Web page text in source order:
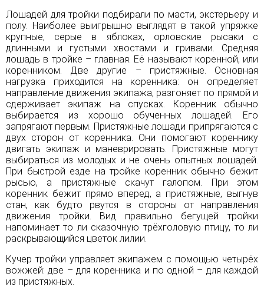
Лошадей для тройки подбирали по масти, экстерьеру и
полу. Наиболее выигрышно выглядят в такой упряжке
крупные, серые в яблоках, орловские рысаки с
длинными и густыми хвостами и гривами. Средняя
лошадь в тройке – главная. Её называют коренной, или
коренником. Две другие – пристяжные. Основная
нагрузка приходится на коренника: он определяет
направление движения экипажа, разгоняет по прямой и
сдерживает экипаж на спусках. Коренник обычно
выбирается из хорошо обученных лошадей. Его
запрягают первым. Пристяжные лошади припрягаются с
двух сторон от коренника. Они помогают кореннику
двигать экипаж и маневрировать. Пристяжные могут
выбираться из молодых и не очень опытных лошадей.
При быстрой езде на тройке коренник обычно бежит
рысью, а пристяжные скачут галопом. При этом
коренник бежит прямо вперед, а пристяжные, выгнув
стан, как будто рвутся в стороны от направления
движения тройки. Вид правильно бегущей тройки
напоминает то ли сказочную трёхголовую птицу, то ли
раскрывающийся цветок лилии.
Кучер тройки управляет экипажем с помощью четырёх
вожжей: две – для коренника и по одной – для каждой
из пристяжных.